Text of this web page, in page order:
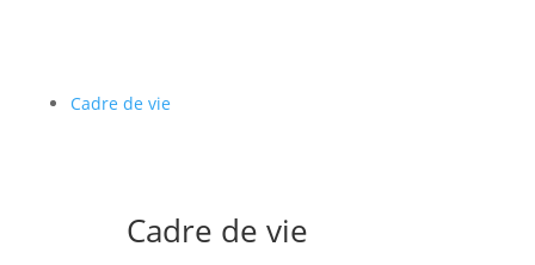
Cadre de vie
Cadre de vie